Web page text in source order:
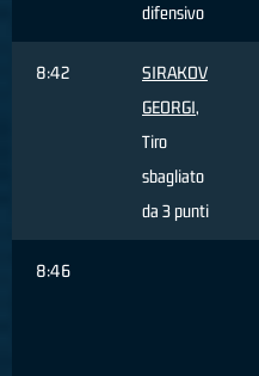
difensivo
8:42
SIRAKOV
GEORGI,
Tiro
sbagliato
da 3 punti
8:46